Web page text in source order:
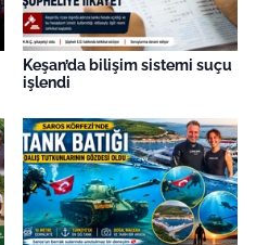
Keşan’da bilişim sistemi suçu
işlendi